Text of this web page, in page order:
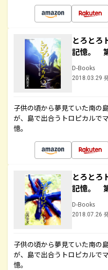
とろとろ
記憶。
D-Books
2018.03.29
子供の頃から夢見ていた南の
が、島で出合うトロピカルで
憶。
とろとろ
記憶。
D-Books
2018.07.26
子供の頃から夢見ていた南の
が、島で出合うトロピカルで
憶。